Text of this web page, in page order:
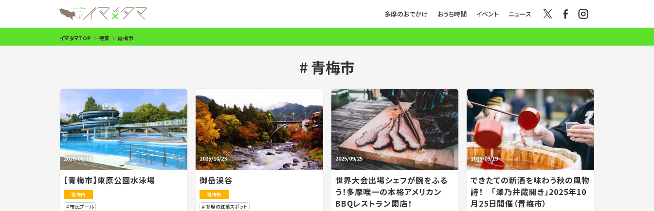
多摩のおでかけ おうち時間 イベント ニュース
イマタマTOP 特集 青梅市
青梅市
2026/06/30
【青梅市】東原公園水泳場
青梅市
市民プール
2025/10/23
御岳渓谷
青梅市
多摩の紅葉スポット
2025/09/25
世界大会出場シェフが腕をふる
う！多摩唯一の本格アメリカン
BBQレストラン開店！
2025/09/19
できたての新酒を味わう秋の風物
詩！ 「澤乃井蔵開き」2025年10
月25日開催（青梅市）